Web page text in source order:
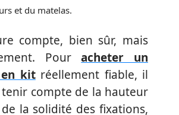
et du matelas.
compte, bien sûr, mais
Pouracheter un
kitréellement fiable, il
compte de la hauteur
la solidité des fixations,